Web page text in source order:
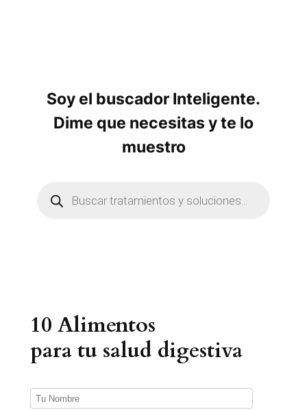
Soy el buscador Inteligente.
Dime que necesitas y te lo
muestro
o
d
c
t
s
10 Alimentos
para tu salud digestiva